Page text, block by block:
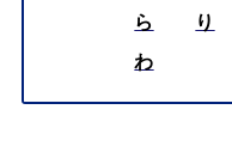
ら
り
わ